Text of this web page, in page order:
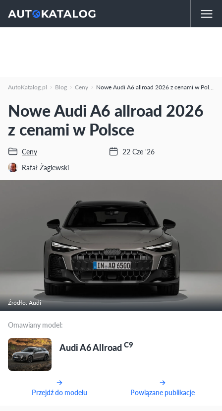
AutoKatalog.pl Blog Ceny Nowe Audi A6 allroad 2026 z cenami w Polsce
Nowe Audi A6 allroad 2026
z cenami w Polsce
Ceny
Rafał Żaglewski
22 Cze '26
Źródło: Audi
Omawiany model:
Audi A6 AllroadC9
Przejdź do modelu Powiązane publikacje